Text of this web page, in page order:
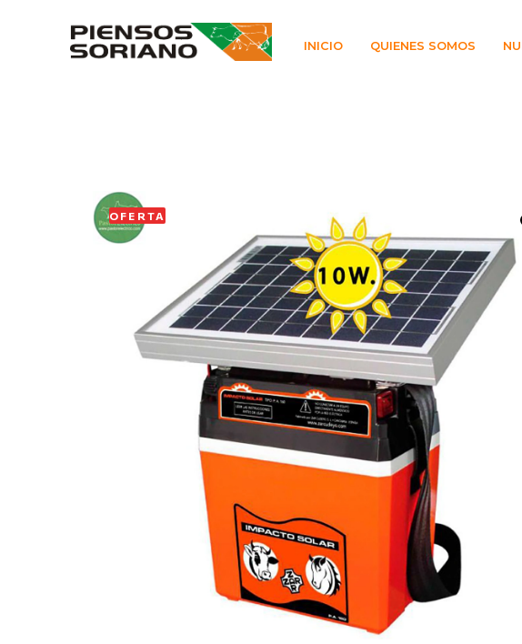
INICIO QUIENES SOMOS
OFERTA